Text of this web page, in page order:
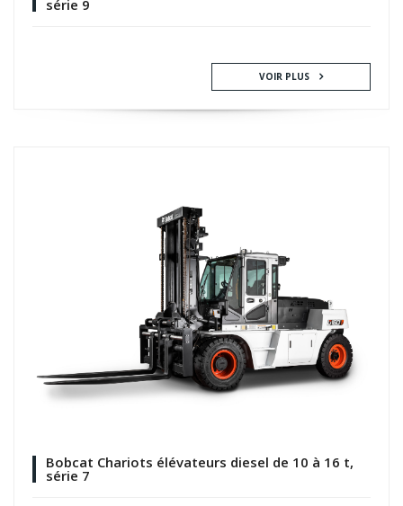
série 9
VOIR PLUS
Bobcat Chariots élévateurs diesel de 10 à 16 t,
série 7